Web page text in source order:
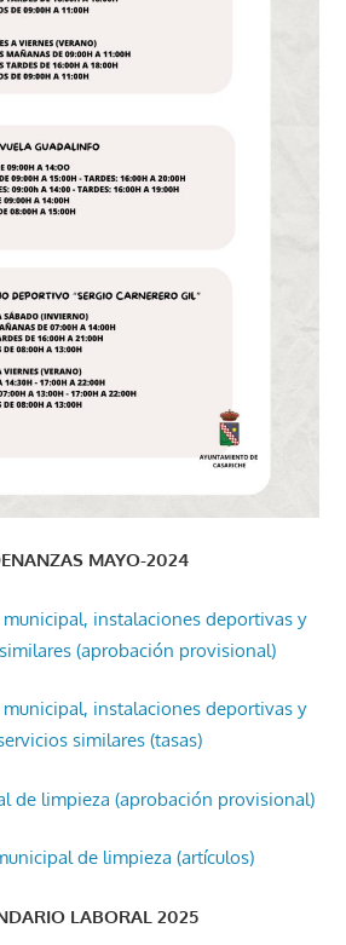
MAYO-2024
instalaciones deportivas y
(aprobación provisional)
instalaciones deportivas y
similares (tasas)
de limpieza (aprobación provisional)
de limpieza (artículos)
LABORAL 2025